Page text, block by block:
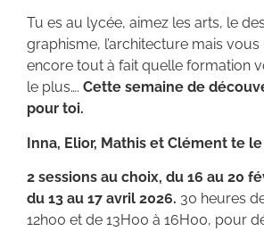
Tu es au lycée, aimez les arts, le
graphisme, l’architecture mais vous
encore tout à fait quelle formation
le plus…. Cette semaine de
pour toi.
Inna, Elior, Mathis et Clément te
2 sessions au choix, du 16 au 20
du 13 au 17 avril 2026. 30 heures
12h00 et de 13H00 à 16H00, pour